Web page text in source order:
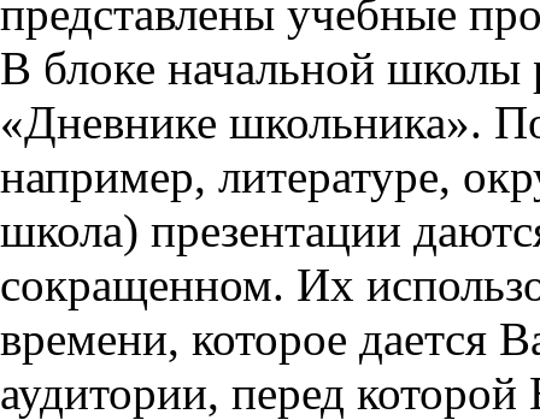
представлены учебные
В блоке начальной школы
«Дневнике школьника».
например, литературе,
школа) презентации
сокращенном. Их
времени, которое дается
аудитории, перед